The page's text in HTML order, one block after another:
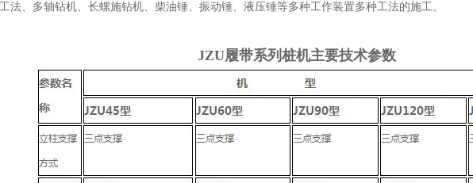
法、多轴钻机、长螺施钻机、柴油锤、振动锤、液压锤等多种工作装置多种工法的施工。
JZU履带系列桩机主要技术参数